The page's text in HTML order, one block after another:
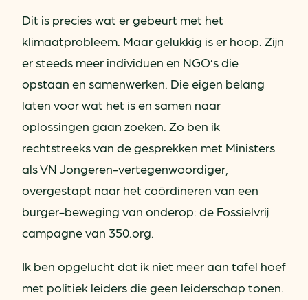
Dit is precies wat er gebeurt met het
klimaatprobleem. Maar gelukkig is er hoop. Zijn
er steeds meer individuen en NGO’s die
opstaan en samenwerken. Die eigen belang
laten voor wat het is en samen naar
oplossingen gaan zoeken. Zo ben ik
rechtstreeks van de gesprekken met Ministers
als VN Jongeren-vertegenwoordiger,
overgestapt naar het coördineren van een
burger-beweging van onderop: de Fossielvrij
campagne van 350.org.
Ik ben opgelucht dat ik niet meer aan tafel hoef
met politiek leiders die geen leiderschap tonen.